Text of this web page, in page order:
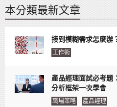
本分類最新文章
接到模糊需求怎麼辦
工作術
產品經理面試必考題
分析框架一次學會
職場策略 產品經理